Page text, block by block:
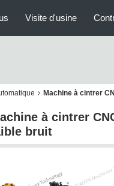
Visite d'usine
Machine à cintrer
à cintrer
bruit